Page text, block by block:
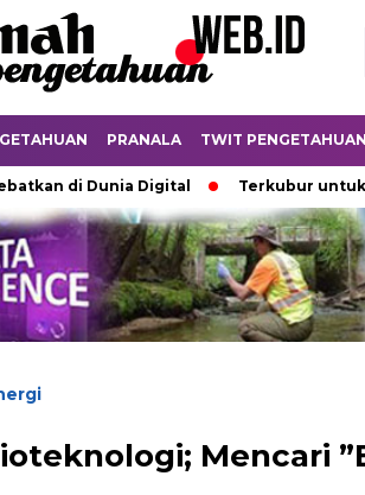
PRANALA TWIT PENGETAHUAN
di Dunia Digital Terkubur untuk Hidup
Mencari